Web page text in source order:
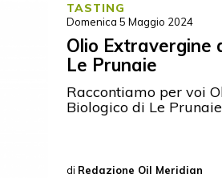
TASTING
Domenica 5 Maggio 2024
Olio Extravergine
Le Prunaie
Raccontiamo per voi
Biologico di Le
di Redazione Oil Meridian